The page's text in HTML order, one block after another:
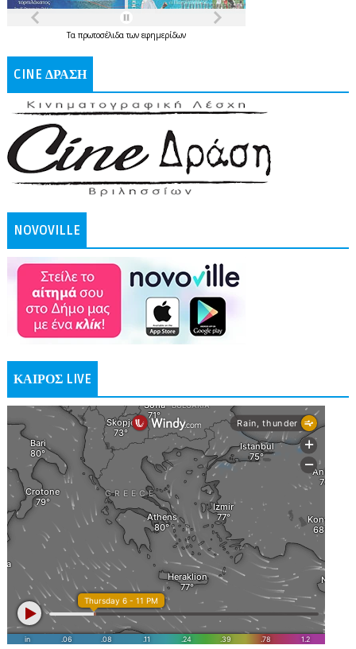
Τα πρωτοσέλιδατων εφημερίδων
CINE ΔΡΑΣΗ
NOVOVILLE
ΚΑΙΡΟΣ LIVE